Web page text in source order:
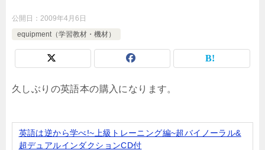
公開日： 2009年4月6日
equipment（学習教材・機材）
久しぶりの英語本の購入になります。
英語は逆から学べ!~上級トレーニング編~超バイノーラル&
超デュアルインダクションCD付